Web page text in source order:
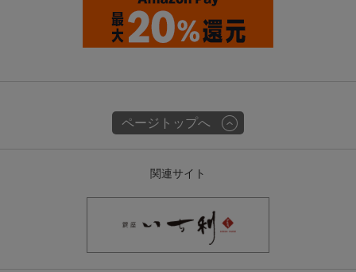
ページトップへ
関連サイト